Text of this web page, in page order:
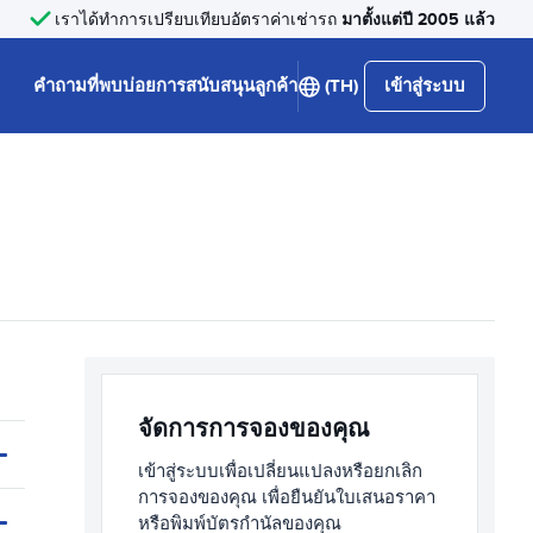
เราได้ทำการเปรียบเทียบอัตราค่าเช่ารถ มาตั้งแต่ปี 2005 แล้ว
คำถามที่พบบ่อยการสนับสนุนลูกค้า (TH) เข้าสู่ระบบ
จัดการการจองของคุณ
เข้าสู่ระบบเพื่อเปลี่ยนแปลงหรือยกเลิก
การจองของคุณ เพื่อยืนยันใบเสนอราคา
หรือพิมพ์บัตรกำนัลของคุณ